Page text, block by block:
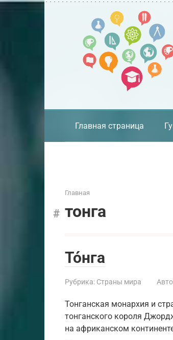
Перейти
Главная страница
Главная
тонга
То́нга
Рубрика: Страны мира
Тонганская монархия и
тонганского короля
на африканском